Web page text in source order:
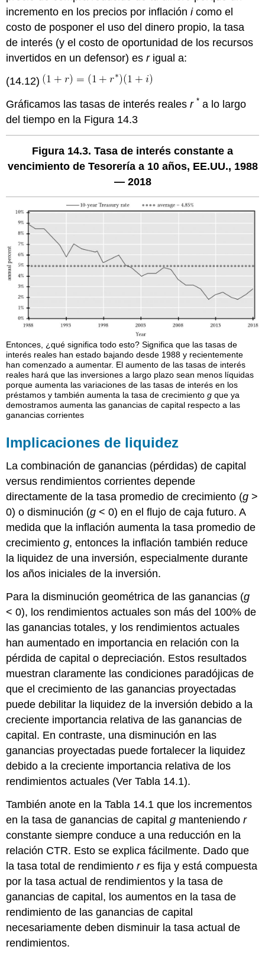
incremento en los precios por inflaciónicomo el
costo de posponer el uso del dinero propio, la tasa
de interés (y el costo de oportunidad de los recursos
invertidos en un defensor) esrigual a:
(14.12)
Gráficamos las tasas de interés realesr * a lo largo
del tiempo en la Figura 14.3
Figura 14.3. Tasa de interés constante a
vencimiento de Tesorería a 10 años, EE.UU., 1988
— 2018
Entonces, ¿qué significa todo esto? Significa que las tasas de
interés reales han estado bajando desde 1988 y recientemente
han comenzado a aumentar. El aumento de las tasas de interés
reales hará que las inversiones a largo plazo sean menos líquidas
porque aumenta las variaciones de las tasas de interés en los
préstamos y también aumenta la tasa de crecimientog que ya
demostramos aumenta las ganancias de capital respecto a las
ganancias corrientes
Implicaciones de liquidez
La combinación de ganancias (pérdidas) de capital
versus rendimientos corrientes depende
directamente de la tasa promedio de crecimiento (g >
0) o disminución (g < 0) en el flujo de caja futuro. A
medida que la inflación aumenta la tasa promedio de
crecimientog, entonces la inflación también reduce
la liquidez de una inversión, especialmente durante
los años iniciales de la inversión.
Para la disminución geométrica de las ganancias (g
< 0), los rendimientos actuales son más del 100% de
las ganancias totales, y los rendimientos actuales
han aumentado en importancia en relación con la
pérdida de capital o depreciación. Estos resultados
muestran claramente las condiciones paradójicas de
que el crecimiento de las ganancias proyectadas
puede debilitar la liquidez de la inversión debido a la
creciente importancia relativa de las ganancias de
capital. En contraste, una disminución en las
ganancias proyectadas puede fortalecer la liquidez
debido a la creciente importancia relativa de los
rendimientos actuales (Ver Tabla 14.1).
También anote en la Tabla 14.1 que los incrementos
en la tasa de ganancias de capitalg manteniendor
constante siempre conduce a una reducción en la
relación CTR. Esto se explica fácilmente. Dado que
la tasa total de rendimientores fija y está compuesta
por la tasa actual de rendimientos y la tasa de
ganancias de capital, los aumentos en la tasa de
rendimiento de las ganancias de capital
necesariamente deben disminuir la tasa actual de
rendimientos.